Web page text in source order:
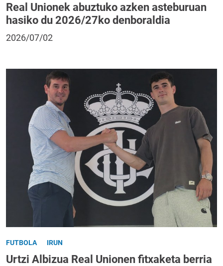
Real Unionek abuztuko azken asteburuan
hasiko du 2026/27ko denboraldia
2026/07/02
FUTBOLA IRUN
Urtzi Albizua Real Unionen fitxaketa berria